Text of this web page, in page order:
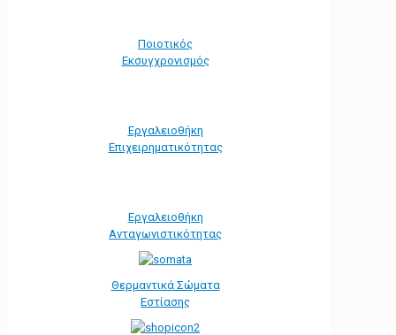
Ποιοτικός
Εκσυγχρονισμός
Εργαλειοθήκη
Eπιχειρηματικότητας
Εργαλειοθήκη
Ανταγωνιστικότητας
Θερμαντικά Σώματα
Εστίασης